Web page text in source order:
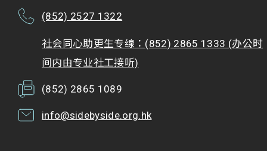
(852) 2527 1322
社会同心助更生专缐：(852) 2865 1333 (办公时
间内由专业社工接听)
(852) 2865 1089
info@sidebyside.org.hk